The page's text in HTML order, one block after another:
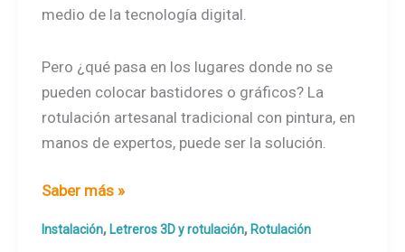
medio de la tecnología digital.
Pero ¿qué pasa en los lugares donde no se
pueden colocar bastidores o gráficos? La
rotulación artesanal tradicional con pintura, en
manos de expertos, puede ser la solución.
Rotulación
Saber más »
Instalación, Letreros 3D y rotulación, Rotulación